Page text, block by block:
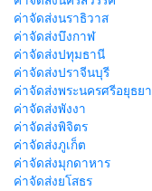
ค่าจัดส่งนราธิวาส
ค่าจัดส่งบึงกาฬ
ค่าจัดส่งปทุมธานี
ค่าจัดส่งปราจีนบุรี
ค่าจัดส่งพระนครศรีอยุธยา
ค่าจัดส่งพังงา
ค่าจัดส่งพิจิตร
ค่าจัดส่งภูเก็ต
ค่าจัดส่งมุกดาหาร
ค่าจัดส่งยโสธร